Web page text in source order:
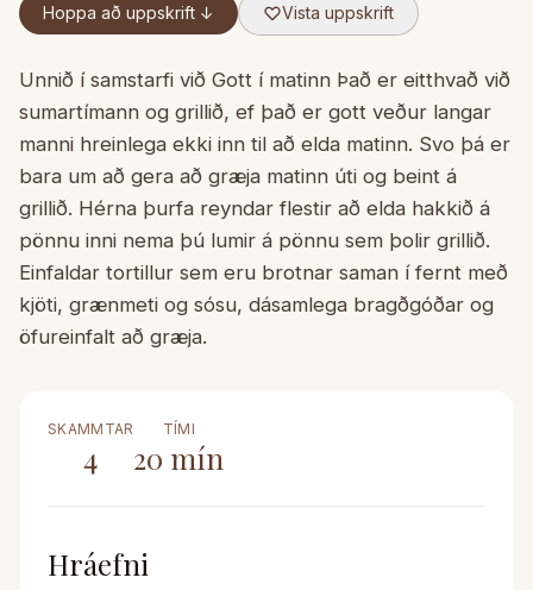
Hoppa að uppskrift ↓ Vista uppskrift
Unnið í samstarfi við Gott í matinn Það er eitthvað við
sumartímann og grillið, ef það er gott veður langar
manni hreinlega ekki inn til að elda matinn. Svo þá er
bara um að gera að græja matinn úti og beint á
grillið. Hérna þurfa reyndar flestir að elda hakkið á
pönnu inni nema þú lumir á pönnu sem þolir grillið.
Einfaldar tortillur sem eru brotnar saman í fernt með
kjöti, grænmeti og sósu, dásamlega bragðgóðar og
öfureinfalt að græja.
SKAMMTAR
4
TÍMI
20 mín
Hráefni